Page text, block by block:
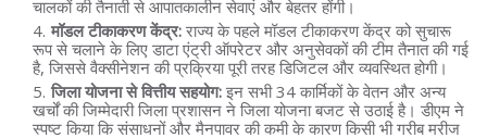
चालकों की तैनाती से आपातकालीन सेवाएं और बेहतर होंगी।
मॉडल टीकाकरण केंद्र: राज्य के पहले मॉडल टीकाकरण केंद्र को सुचारू
रूप से चलाने के लिए डाटा एंट्री ऑपरेटर और अनुसेवकों की टीम तैनात की गई
है, जिससे वैक्सीनेशन की प्रक्रिया पूरी तरह डिजिटल और व्यवस्थित होगी।
जिला योजना से वित्तीय सहयोग: इन सभी 34 कार्मिकों के वेतन और अन्य
खर्चों की जिम्मेदारी जिला प्रशासन ने जिला योजना बजट से उठाई है। डीएम ने
स्पष्ट किया कि संसाधनों और मैनपावर की कमी के कारण किसी भी गरीब मरीज